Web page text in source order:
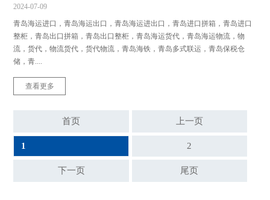
2024-07-09
青岛海运进口，青岛海运出口，青岛海运进出口，青岛进口拼箱，青岛进口
整柜，青岛出口拼箱，青岛出口整柜，青岛海运货代，青岛海运物流，物
流，货代，物流货代，货代物流，青岛海铁，青岛多式联运，青岛保税仓
储，青....
查看更多
首页 上一页
1 2
下一页 尾页